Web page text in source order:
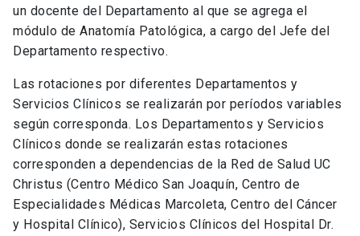
un docente del Departamento al que se agrega el
módulo de Anatomía Patológica, a cargo del Jefe del
Departamento respectivo.
Las rotaciones por diferentes Departamentos y
Servicios Clínicos se realizarán por períodos variables
según corresponda. Los Departamentos y Servicios
Clínicos donde se realizarán estas rotaciones
corresponden a dependencias de la Red de Salud UC
Christus (Centro Médico San Joaquín, Centro de
Especialidades Médicas Marcoleta, Centro del Cáncer
y Hospital Clínico), Servicios Clínicos del Hospital Dr.